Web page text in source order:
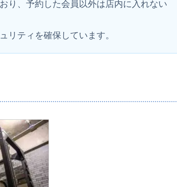
り、予約した会員以外は店内に入れない
リティを確保しています。